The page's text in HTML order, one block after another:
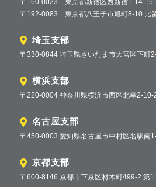
〒192-0083 東京都八王子市旭町8-10 比
埼玉支部
〒330-0844 埼玉県さいたま市大宮区下町
横浜支部
〒220-0004 神奈川県横浜市西区北幸2-
名古屋支部
〒450-0003 愛知県名古屋市中村区名駅南
京都支部
〒600-8146 京都市下京区材木町499-2 第